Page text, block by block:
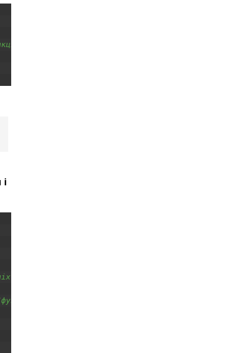
(але не у дочірніх класів)
класів/функцій (але не для дочірніх класів)
дочірніх класів